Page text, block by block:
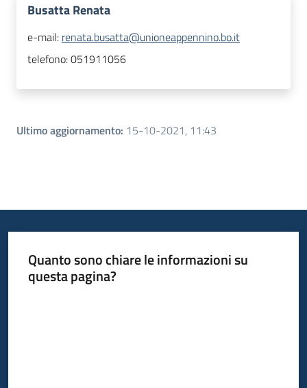
Busatta Renata
e-mail: renata.busatta@unioneappennino.bo.it
telefono:051911056
Ultimo aggiornamento: 15-10-2021, 11:43
Quanto sono chiare le informazioni su
questa pagina?